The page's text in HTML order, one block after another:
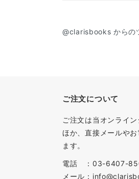
@clarisbooks からの
ご注文について
ご注文は当オンライ
ほか、直接メールやお
ます。
電話 ：03-6407-
メール：